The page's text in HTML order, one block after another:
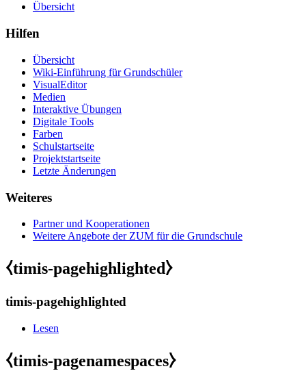
Übersicht
Hilfen
Übersicht
Wiki-Einführung für Grundschüler
VisualEditor
Medien
Interaktive Übungen
Digitale Tools
Farben
Schulstartseite
Projektstartseite
Letzte Änderungen
Weiteres
Partner und Kooperationen
Weitere Angebote der ZUM für die Grundschule
⧼timis-pagehighlighted⧽
timis-pagehighlighted
Lesen
⧼timis-pagenamespaces⧽